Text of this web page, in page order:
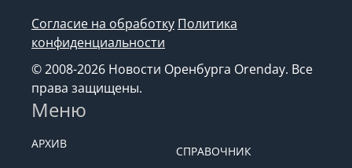
Согласие на обработку Политика
конфиденциальности
© 2008-2026 Новости Оренбурга Orenday. Все
права защищены.
Меню
АРХИВ
СПРАВОЧНИК